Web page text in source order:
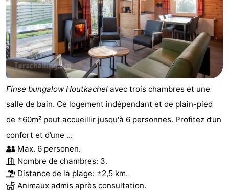
Finse bungalow Houtkachel avec trois chambres et une
salle de bain. Ce logement indépendant et de plain-pied
de ±60m² peut accueillir jusqu'à 6 personnes. Profitez d’un
confort et d’une ...
Max. 6 personen.
Nombre de chambres: 3.
Distance de la plage: ±2,5 km.
Animaux admis après consultation.